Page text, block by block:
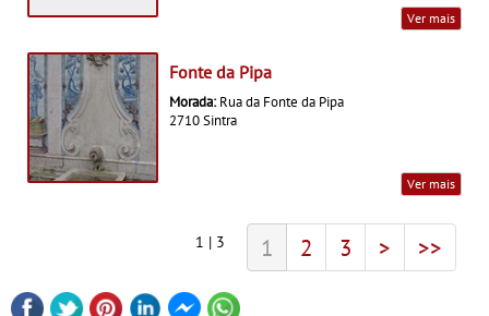
Ver mais
Fonte da Pipa
Morada: Rua da Fonte da Pipa
2710 Sintra
Ver mais
1 | 3 1 2 3 > >>